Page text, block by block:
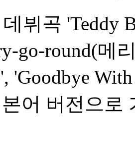
뷔곡 'Teddy
go-round(메
'Goodbye
어 버전으로